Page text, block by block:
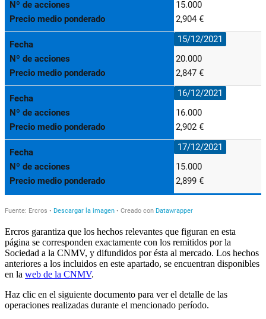
Ercros garantiza que los hechos relevantes que figuran en esta
página se corresponden exactamente con los remitidos por la
Sociedad a la CNMV, y difundidos por ésta al mercado. Los hechos
anteriores a los incluidos en este apartado, se encuentran disponibles
en la web de la CNMV.
Haz clic en el siguiente documento para ver el detalle de las
operaciones realizadas durante el mencionado período.